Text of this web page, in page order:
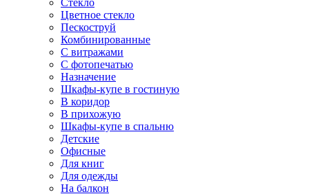
Стекло
Цветное стекло
Пескоструй
Комбинированные
С витражами
С фотопечатью
Назначение
Шкафы-купе в гостиную
В коридор
В прихожую
Шкафы-купе в спальню
Детские
Офисные
Для книг
Для одежды
На балкон